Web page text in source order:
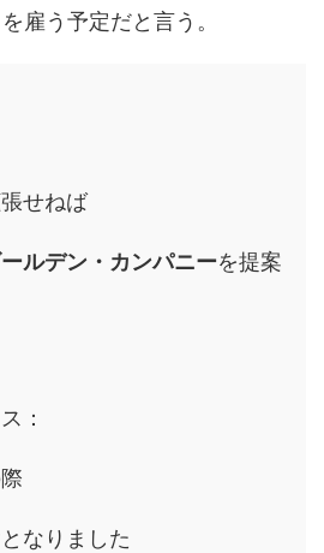
を雇う予定だと言う。
せねば
ルデン・カンパニーを提案
：
なりました